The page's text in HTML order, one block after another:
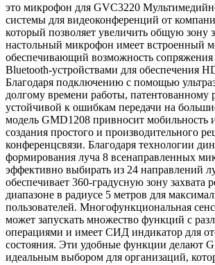
это микрофон для GVC3220
системы для видеоконференций от
который позволяет увеличить общую зону
настольный микрофон имеет встроенный
обеспечивающий возможность сопряжения
Bluetooth-устройствами для обеспечения
Благодаря подключению с помощью
долгому времени работы,
устойчивой к ошибкам передачи на
модель GMD1208 привносит мобильность
создания простого и производительного
конференцсвязи. Благодаря технологии
формирования луча 8 всенаправленных
эффективно выбирать из 24 направлений
обеспечивает 360-градусную зону захвата
диапазоне в радиусе 5 метров для
пользователей. Многофункциональная
может запускать множество функций с
операциями и имеет СИД индикатор для
состояния. Эти удобные функции делают
идеальным выбором для организаций,